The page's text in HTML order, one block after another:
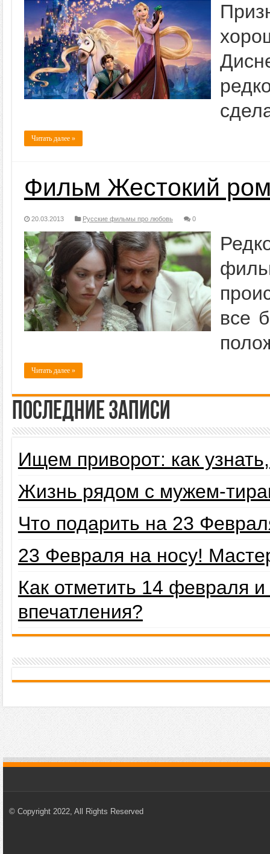
Читать далее »
Фильм Жестокий
20.03.2013 Русские фильмы про любовь 0
все
Читать далее »
Последние записи
Ищем приворот: как
Жизнь рядом с мужем-
Что подарить на 23
23 Февраля на носу!
Как отметить 14 февраля
впечатления?
© Copyright 2022, All Rights Reserved